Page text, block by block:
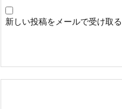
新しい投稿をメールで受け取る